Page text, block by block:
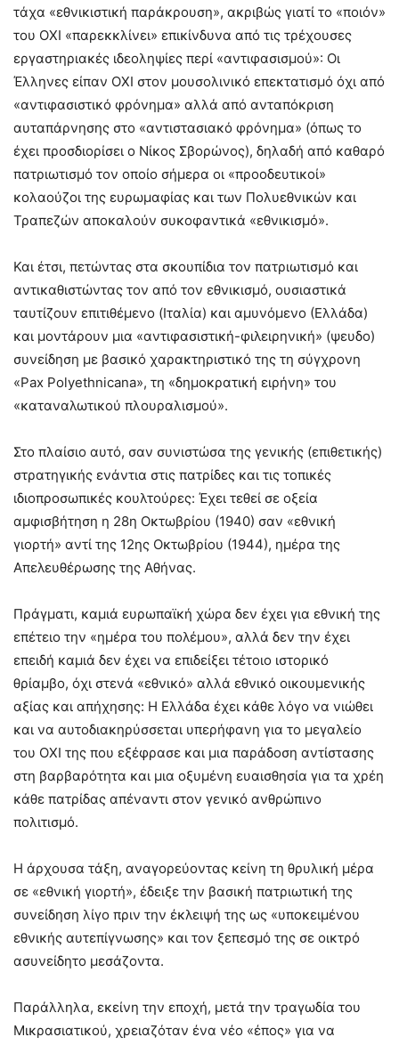
τάχα «εθνικιστική παράκρουση», ακριβώς γιατί το «ποιόν»
του ΟΧΙ «παρεκκλίνει» επικίνδυνα από τις τρέχουσες
εργαστηριακές ιδεοληψίες περί «αντιφασισμού»: Οι
Έλληνες είπαν ΟΧΙ στον μουσολινικό επεκτατισμό όχι από
«αντιφασιστικό φρόνημα» αλλά από ανταπόκριση
αυταπάρνησης στο «αντιστασιακό φρόνημα» (όπως το
έχει προσδιορίσει ο Νίκος Σβορώνος), δηλαδή από καθαρό
πατριωτισμό τον οποίο σήμερα οι «προοδευτικοί»
κολαούζοι της ευρωμαφίας και των Πολυεθνικών και
Τραπεζών αποκαλούν συκοφαντικά «εθνικισμό».
Και έτσι, πετώντας στα σκουπίδια τον πατριωτισμό και
αντικαθιστώντας τον από τον εθνικισμό, ουσιαστικά
ταυτίζουν επιτιθέμενο (Ιταλία) και αμυνόμενο (Ελλάδα)
και μοντάρουν μια «αντιφασιστική-φιλειρηνική» (ψευδο)
συνείδηση με βασικό χαρακτηριστικό της τη σύγχρονη
«Pax Polyethnicana», τη «δημοκρατική ειρήνη» του
«καταναλωτικού πλουραλισμού».
Στο πλαίσιο αυτό, σαν συνιστώσα της γενικής (επιθετικής)
στρατηγικής ενάντια στις πατρίδες και τις τοπικές
ιδιοπροσωπικές κουλτούρες: Έχει τεθεί σε οξεία
αμφισβήτηση η 28η Οκτωβρίου (1940) σαν «εθνική
γιορτή» αντί της 12ης Οκτωβρίου (1944), ημέρα της
Απελευθέρωσης της Αθήνας.
Πράγματι, καμιά ευρωπαϊκή χώρα δεν έχει για εθνική της
επέτειο την «ημέρα του πολέμου», αλλά δεν την έχει
επειδή καμιά δεν έχει να επιδείξει τέτοιο ιστορικό
θρίαμβο, όχι στενά «εθνικό» αλλά εθνικό οικουμενικής
αξίας και απήχησης: Η Ελλάδα έχει κάθε λόγο να νιώθει
και να αυτοδιακηρύσσεται υπερήφανη για το μεγαλείο
του ΟΧΙ της που εξέφρασε και μια παράδοση αντίστασης
στη βαρβαρότητα και μια οξυμένη ευαισθησία για τα χρέη
κάθε πατρίδας απέναντι στον γενικό ανθρώπινο
πολιτισμό.
Η άρχουσα τάξη, αναγορεύοντας κείνη τη θρυλική μέρα
σε «εθνική γιορτή», έδειξε την βασική πατριωτική της
συνείδηση λίγο πριν την έκλειψή της ως «υποκειμένου
εθνικής αυτεπίγνωσης» και τον ξεπεσμό της σε οικτρό
ασυνείδητο μεσάζοντα.
Παράλληλα, εκείνη την εποχή, μετά την τραγωδία του
Μικρασιατικού, χρειαζόταν ένα νέο «έπος» για να